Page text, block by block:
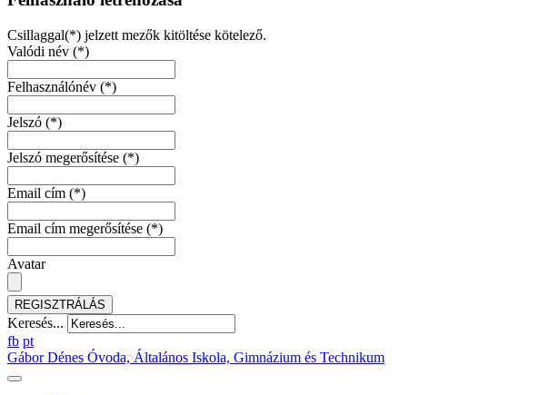
Csillaggal(*) jelzett mezők kitöltése kötelező.
Valódi név (*)
Felhasználónév (*)
Jelszó (*)
Jelszó megerősítése (*)
Email cím (*)
Email cím megerősítése (*)
Avatar
REGISZTRÁLÁS
Keresés...
fb pt
Gábor Dénes Óvoda, Általános Iskola, Gimnázium és Technikum